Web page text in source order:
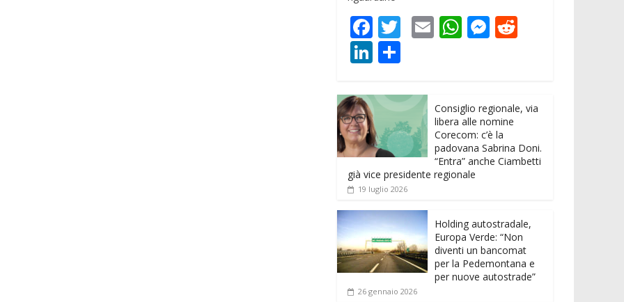
F
ac
e
b
o
o
k
T
er
E W
A
p
p
M
n
g
er
t
Li
k
e
dI
n
n
di
vi
di
Consiglio regionale, via
libera alle nomine
Corecom: c’è la
padovana Sabrina Doni.
“Entra” anche Ciambetti
già vice presidente regionale
19 luglio 2026
Holding autostradale,
Europa Verde: “Non
diventi un bancomat
per la Pedemontana e
per nuove autostrade”
26 gennaio 2026